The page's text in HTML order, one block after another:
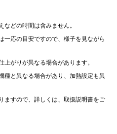
どの時間は含みません。
一応の目安ですので、様子を見ながら
がりが異なる場合があります。
種と異なる場合があり、加熱設定も異
ますので、詳しくは、取扱説明書をご